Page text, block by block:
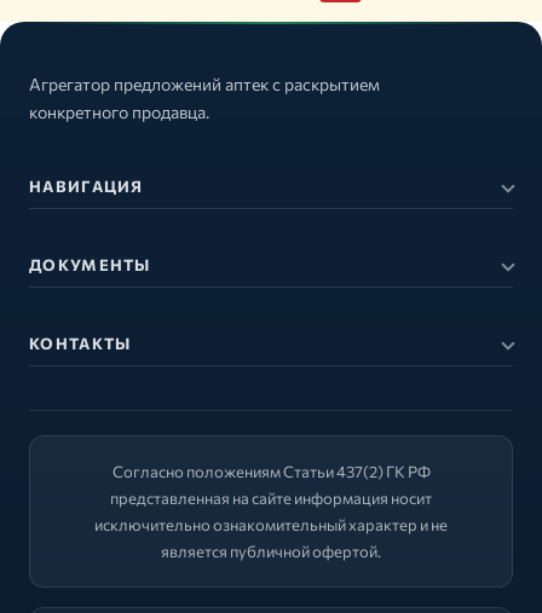
Агрегатор предложений аптек с раскрытием
конкретного продавца.
НАВИГАЦИЯ
ДОКУМЕНТЫ
КОНТАКТЫ
Согласно положениям Статьи 437(2) ГК РФ
представленная на сайте информация носит
исключительно ознакомительный характер и не
является публичной офертой.